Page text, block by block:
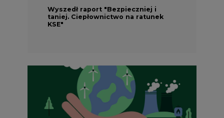
Wyszedł raport "Bezpieczniej i
taniej. Ciepłownictwo na ratunek
KSE"